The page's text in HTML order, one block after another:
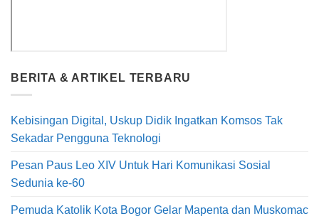
BERITA & ARTIKEL TERBARU
Kebisingan Digital, Uskup Didik Ingatkan Komsos Tak
Sekadar Pengguna Teknologi
Pesan Paus Leo XIV Untuk Hari Komunikasi Sosial
Sedunia ke-60
Pemuda Katolik Kota Bogor Gelar Mapenta dan Muskomac